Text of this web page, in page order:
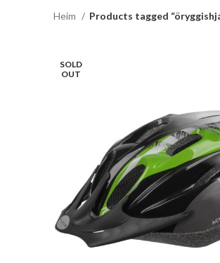
Heim Products tagged
SOLD
OUT